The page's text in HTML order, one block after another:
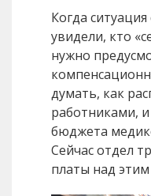
Когда
увидели, кто
нужно
думать, как
работниками, и
бюджета
Сейчас отдел
платы над